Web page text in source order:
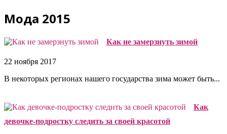
Мода 2015
Как не замерзнуть зимой
22 ноября 2017
В некоторых регионах нашего государства зима может быть...
Как
девочке-подростку следить за своей красотой